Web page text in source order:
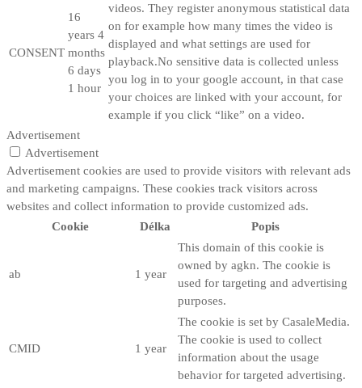
CONSENT
16
years 4
months
6 days
1 hour
videos. They register anonymous statistical data
on for example how many times the video is
displayed and what settings are used for
playback.No sensitive data is collected unless
you log in to your google account, in that case
your choices are linked with your account, for
example if you click “like” on a video.
Advertisement
Advertisement
Advertisement cookies are used to provide visitors with relevant ads
and marketing campaigns. These cookies track visitors across
websites and collect information to provide customized ads.
Cookie
Délka Popis
ab 1 year
This domain of this cookie is
owned by agkn. The cookie is
used for targeting and advertising
purposes.
CMID 1 year
The cookie is set by CasaleMedia.
The cookie is used to collect
information about the usage
behavior for targeted advertising.